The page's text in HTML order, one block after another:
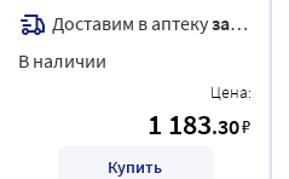
Доставим в аптекузавтра
В наличии
Цена:
1 183.30₽
Купить